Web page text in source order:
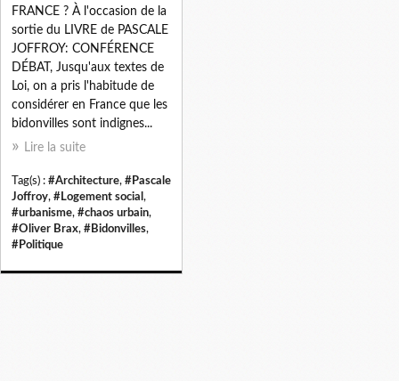
FRANCE ? À l'occasion de la
sortie du LIVRE de PASCALE
JOFFROY: CONFÉRENCE
DÉBAT, Jusqu'aux textes de
Loi, on a pris l'habitude de
considérer en France que les
bidonvilles sont indignes...
Lire la suite
Tag(s) : #Architecture, #Pascale
Joffroy, #Logement social ,
#urbanisme, #chaos urbain,
#Oliver Brax, #Bidonvilles,
#Politique